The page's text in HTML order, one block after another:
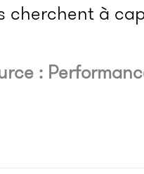
cherchent à
: